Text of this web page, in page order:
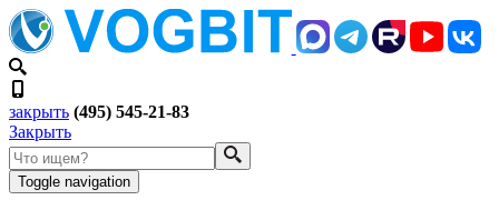
закрыть (495) 545-21-83
Закрыть
Toggle navigation